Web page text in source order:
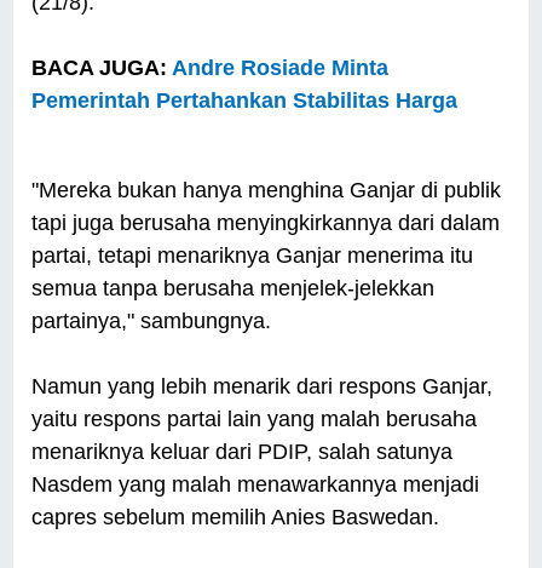
BACA JUGA: Andre Rosiade Minta
Pemerintah Pertahankan Stabilitas Harga
"Mereka bukan hanya menghina Ganjar di publik
tapi juga berusaha menyingkirkannya dari dalam
partai, tetapi menariknya Ganjar menerima itu
semua tanpa berusaha menjelek-jelekkan
partainya," sambungnya.
Namun yang lebih menarik dari respons Ganjar,
yaitu respons partai lain yang malah berusaha
menariknya keluar dari PDIP, salah satunya
Nasdem yang malah menawarkannya menjadi
capres sebelum memilih Anies Baswedan.